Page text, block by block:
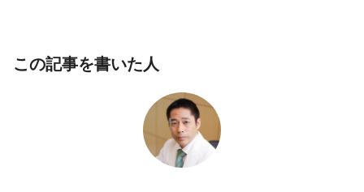
この記事を書いた人